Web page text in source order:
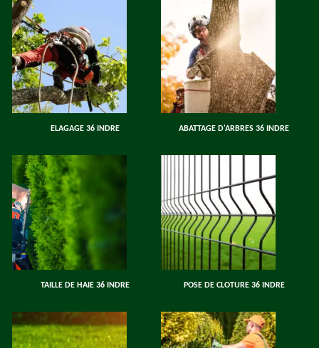
ELAGAGE 36 INDRE ABATTAGE D'ARBRES 36 INDRE
TAILLE DE HAIE 36 INDRE POSE DE CLOTURE 36 INDRE